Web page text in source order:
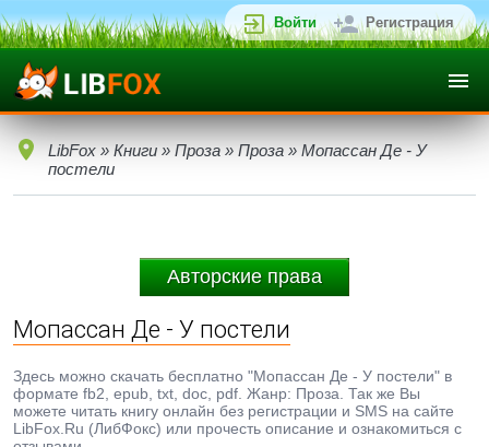
Войти Регистрация
LibFox » Книги » Проза » Проза » Мопассан Де - У
постели
Авторские права
Мопассан Де - У постели
Здесь можно скачать бесплатно "Мопассан Де - У постели" в
формате fb2, epub, txt, doc, pdf. Жанр: Проза. Так же Вы
можете читать книгу онлайн без регистрации и SMS на сайте
LibFox.Ru (ЛибФокс) или прочесть описание и ознакомиться с